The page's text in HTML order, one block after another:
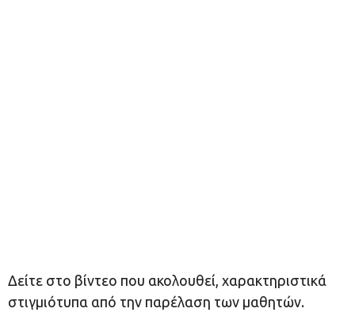
Δείτε στο βίντεο που ακολουθεί, χαρακτηριστικά
στιγμιότυπα από την παρέλαση των μαθητών.